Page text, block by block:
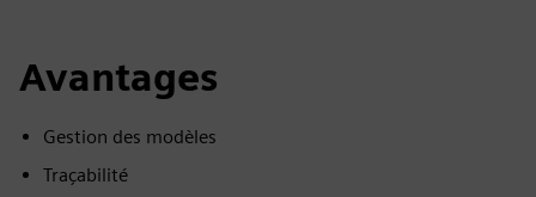
Avantages
Gestion des modèles
Traçabilité